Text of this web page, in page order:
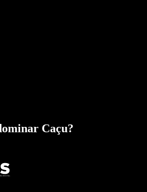
Caçu?